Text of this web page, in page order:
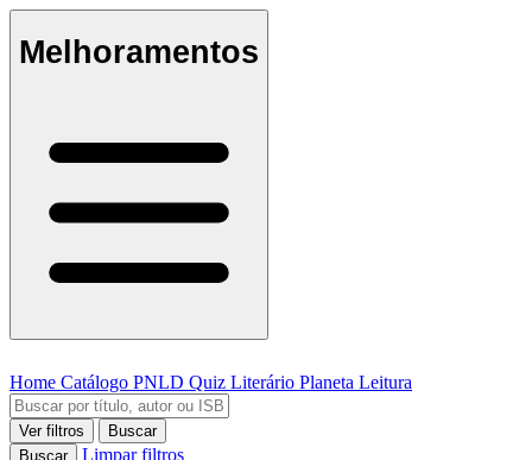
Melhoramentos
Home Catálogo PNLD Quiz Literário Planeta Leitura
Ver filtros
Buscar
Buscar
Limpar filtros